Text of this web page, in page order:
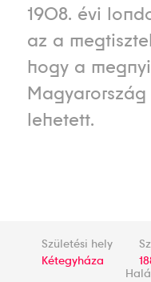
1908. évi
az a
hogy a
lehetett.
Születési hely
Kétegyháza